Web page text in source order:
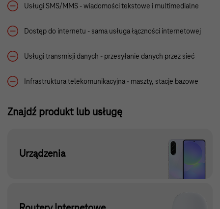
Usługi SMS/MMS - wiadomości tekstowe i multimedialne
Dostęp do internetu - sama usługa łączności internetowej
Usługi transmisji danych - przesyłanie danych przez sieć
Infrastruktura telekomunikacyjna - maszty, stacje bazowe
Znajdź produkt lub usługę
Urządzenia